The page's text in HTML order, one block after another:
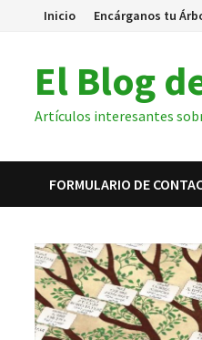
Inicio Encárganos tu
El Blog
Artículos interesantes
FORMULARIO DE